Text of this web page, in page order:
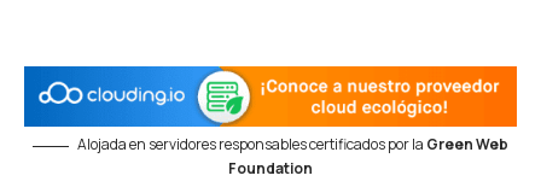
Alojada en servidores responsables certificados por la Green Web
Foundation